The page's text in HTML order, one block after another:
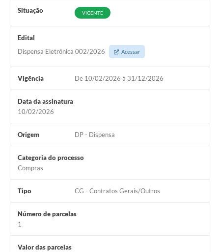
Situação VIGENTE
Edital
Dispensa Eletrônica 002/2026
Acessar
Vigência De 10/02/2026 à 31/12/2026
Data da assinatura
10/02/2026
Origem DP - Dispensa
Categoria do processo
Compras
Tipo CG - Contratos Gerais/Outros
Número de parcelas
1
Valor das parcelas